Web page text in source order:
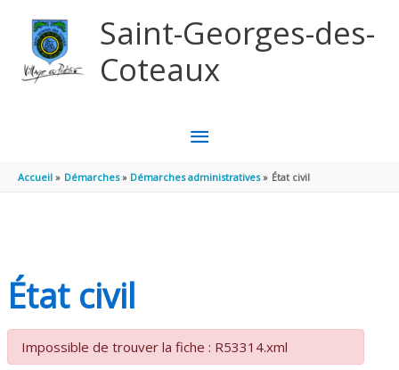
Saint-Georges-des-
Coteaux
MENU
PRINCIPAL
Accueil Démarches Démarches administratives État civil
État civil
Impossible de trouver la fiche : R53314.xml